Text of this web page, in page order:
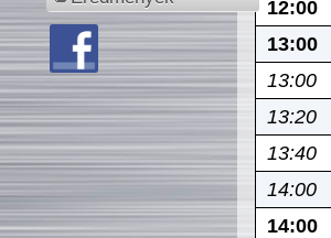
12:00
13:00
13:00
13:20
13:40
14:00
14:00